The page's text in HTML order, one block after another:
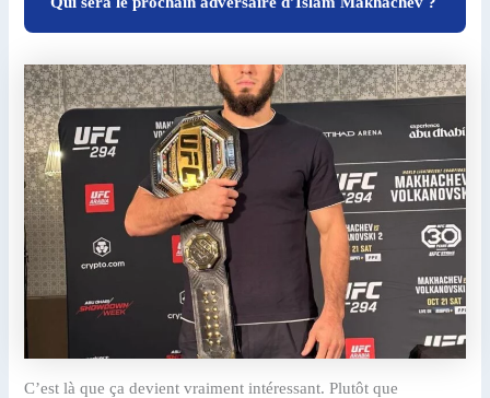
C’est là que ça devient vraiment intéressant. Plutôt que